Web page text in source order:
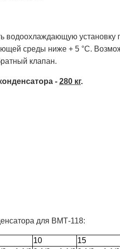
водоохлаждающую
среды ниже + 5 °С.
клапан.
- 280 кг.
для ВМТ-118:
10
15